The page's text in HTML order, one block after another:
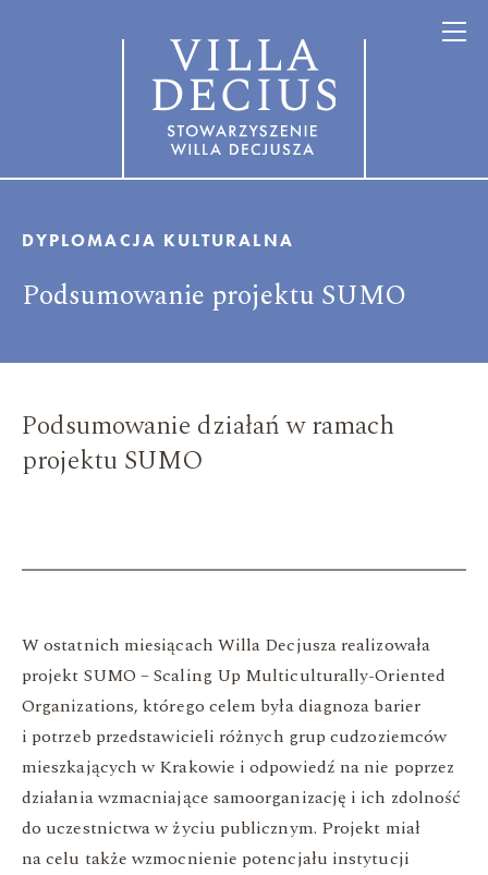
DYPLOMACJA KULTURALNA
Podsumowanie projektu SUMO
Podsumowanie działań w ramach
projektu SUMO
W ostatnich miesiącach Willa Decjusza realizowała
projekt SUMO – Scaling Up Multiculturally-Oriented
Organizations, którego celem była diagnoza barier
i potrzeb przedstawicieli różnych grup cudzoziemców
mieszkających w Krakowie i odpowiedź na nie poprzez
działania wzmacniające samoorganizację i ich zdolność
do uczestnictwa w życiu publicznym. Projekt miał
na celu także wzmocnienie potencjału instytucji